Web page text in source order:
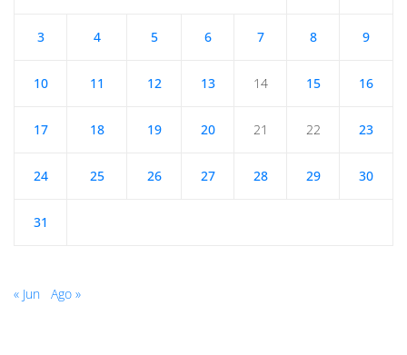
3 4 5 6 7 8 9
10 11 12 13 14 15 16
17 18 19 20 21 22 23
24 25 26 27 28 29 30
31
« Jun Ago »